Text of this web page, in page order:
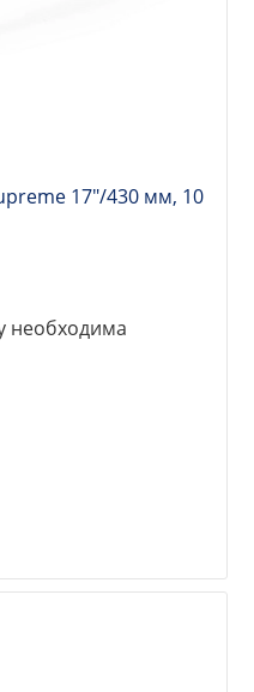
17"/430 мм, 10
необходима